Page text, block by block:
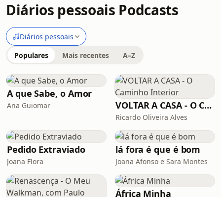
Diários pessoais Podcasts
Diários pessoais
Populares Mais recentes A–Z
A que Sabe, o Amor
Ana Guiomar VOLTAR A CASA - O Caminho Interior
Ricardo Oliveira Alves
Pedido Extraviado
Joana Flora
lá fora é que é bom
Joana Afonso e Sara Montes
África Minha